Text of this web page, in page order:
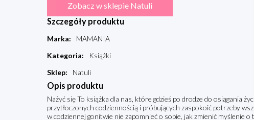
Zobacz w sklepie Natuli
Szczegóły produktu
Marka:
MAMANIA
Kategoria:
Książki
Sklep: Natuli
Opis produktu
Nażyć się To książka dla nas, które gdzieś po drodze do osiągania
przytłoczonych codziennością i próbujących zaspokoić potrzeby
w codziennej gonitwie nie zapomnieć o sobie, jak zmienić myślenie